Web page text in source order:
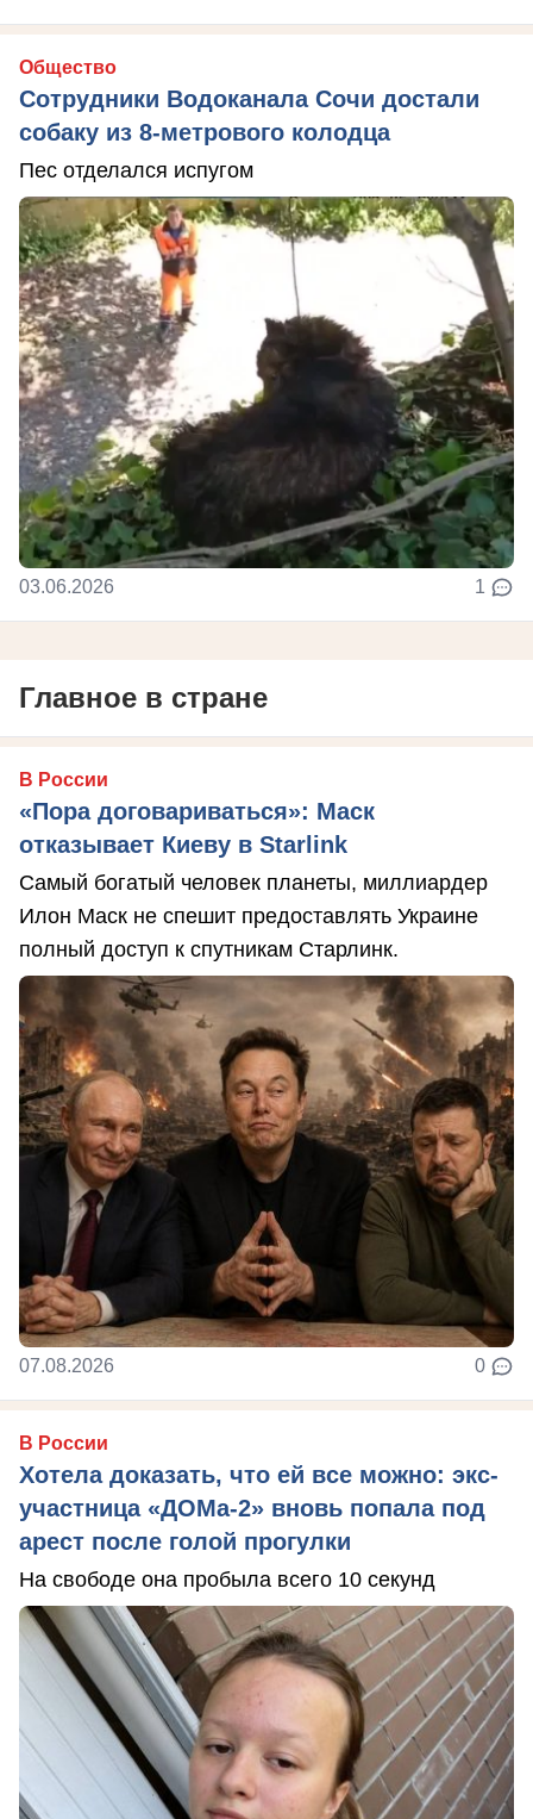
Общество
Сотрудники Водоканала Сочи достали
собаку из 8-метрового колодца
Пес отделался испугом
03.06.2026 1
Главное в стране
В России
«Пора договариваться»: Маск
отказывает Киеву в Starlink
Самый богатый человек планеты, миллиардер
Илон Маск не спешит предоставлять Украине
полный доступ к спутникам Старлинк.
07.08.2026 0
В России
Хотела доказать, что ей все можно: экс-
участница «ДОМа-2» вновь попала под
арест после голой прогулки
На свободе она пробыла всего 10 секунд